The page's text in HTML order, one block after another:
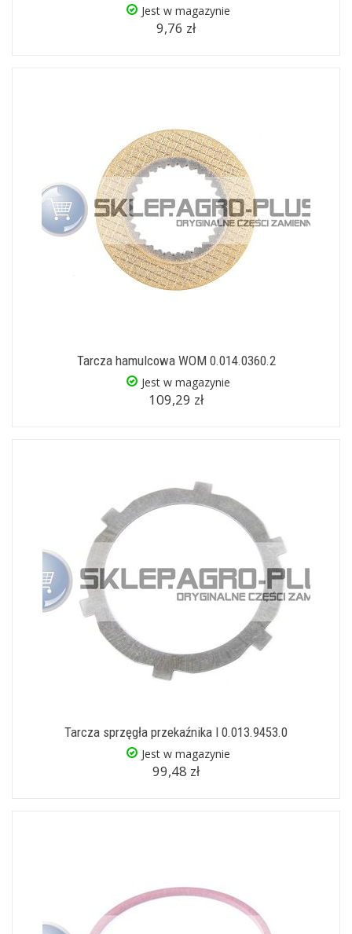
Jest w magazynie
9,76 zł
Tarcza hamulcowa WOM 0.014.0360.2
Jest w magazynie
109,29 zł
Tarcza sprzęgła przekaźnika I 0.013.9453.0
Jest w magazynie
99,48 zł